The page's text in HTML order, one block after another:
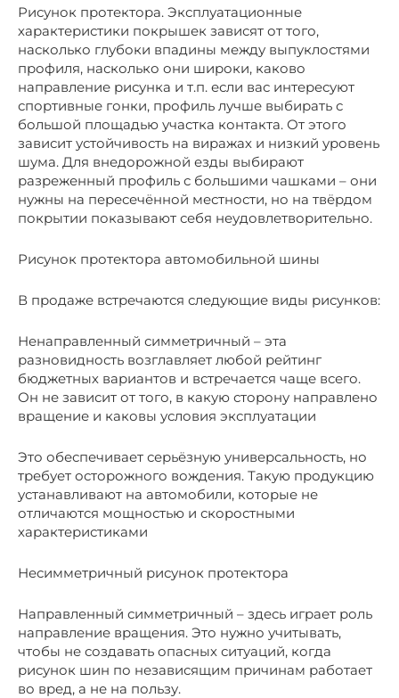
Рисунок протектора. Эксплуатационные
характеристики покрышек зависят от того,
насколько глубоки впадины между выпуклостями
профиля, насколько они широки, каково
направление рисунка и т.п. если вас интересуют
спортивные гонки, профиль лучше выбирать с
большой площадью участка контакта. От этого
зависит устойчивость на виражах и низкий уровень
шума. Для внедорожной езды выбирают
разреженный профиль с большими чашками – они
нужны на пересечённой местности, но на твёрдом
покрытии показывают себя неудовлетворительно.
Рисунок протектора автомобильной шины
В продаже встречаются следующие виды рисунков:
Ненаправленный симметричный – эта
разновидность возглавляет любой рейтинг
бюджетных вариантов и встречается чаще всего.
Он не зависит от того, в какую сторону направлено
вращение и каковы условия эксплуатации
Это обеспечивает серьёзную универсальность, но
требует осторожного вождения. Такую продукцию
устанавливают на автомобили, которые не
отличаются мощностью и скоростными
характеристиками
Несимметричный рисунок протектора
Направленный симметричный – здесь играет роль
направление вращения. Это нужно учитывать,
чтобы не создавать опасных ситуаций, когда
рисунок шин по независящим причинам работает
во вред, а не на пользу.